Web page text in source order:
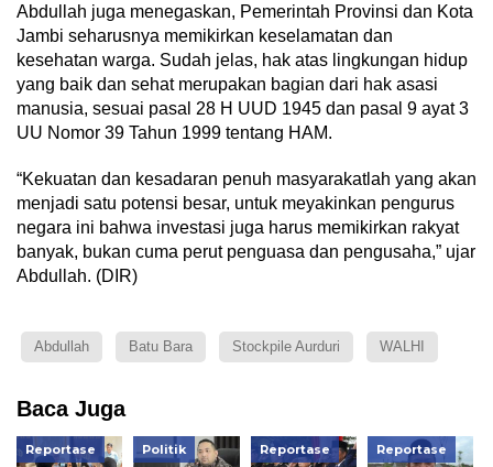
Abdullah juga menegaskan, Pemerintah Provinsi dan Kota
Jambi seharusnya memikirkan keselamatan dan
kesehatan warga. Sudah jelas, hak atas lingkungan hidup
yang baik dan sehat merupakan bagian dari hak asasi
manusia, sesuai pasal 28 H UUD 1945 dan pasal 9 ayat 3
UU Nomor 39 Tahun 1999 tentang HAM.
“Kekuatan dan kesadaran penuh masyarakatlah yang akan
menjadi satu potensi besar, untuk meyakinkan pengurus
negara ini bahwa investasi juga harus memikirkan rakyat
banyak, bukan cuma perut penguasa dan pengusaha,” ujar
Abdullah. (DIR)
Abdullah Batu Bara Stockpile Aurduri WALHI
Baca Juga
Reportase Politik Reportase Reportase